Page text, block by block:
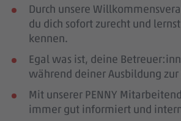
Durch unsere
du dich sofort zurecht und
kennen.
Egal was ist, deine
während deiner Ausbildung zur
Mit unserer PENNY
immer gut informiert und